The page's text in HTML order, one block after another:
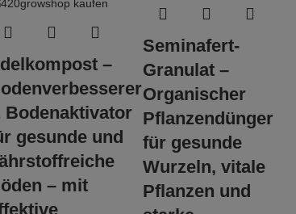
–
Bodenaktivator
gesunde und
– mit
Seminafert-
Granulat –
Organischer
Pflanzendünger
für gesunde
Wurzeln, vitale
Pflanzen und